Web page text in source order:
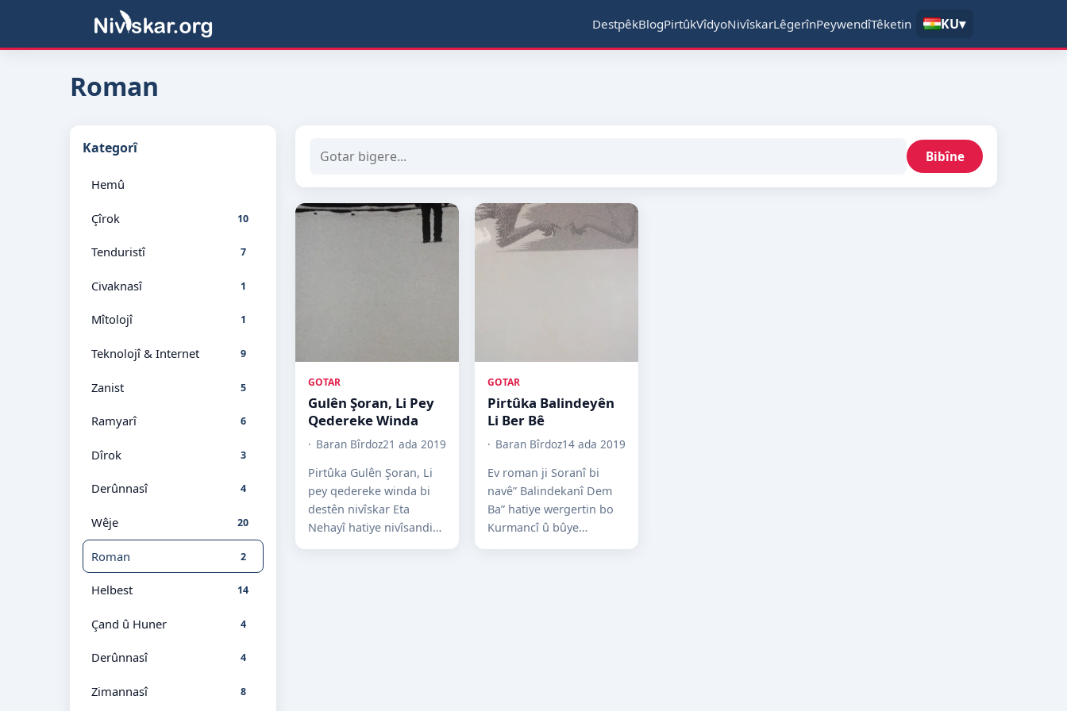
DestpêkBlogPirtûkVîdyoNivîskarLêgerînPeywendîTêketin KU▾
Roman
Kategorî
Hemû
Çîrok 10
Tenduristî 7
Civaknasî 1
Mîtolojî 1
Teknolojî & Internet 9
Zanist 5
Ramyarî 6
Dîrok 3
Derûnnasî 4
Wêje 20
Roman 2
Helbest 14
Çand û Huner 4
Derûnnasî 4
Zimannasî 8
Bibîne
GOTAR
Gulên Şoran, Li Pey
Qedereke Winda
Baran Bîrdoz21 ada 2019
Pirtûka Gulên Şoran, Li
pey qedereke winda bi
destên nivîskar Eta
Nehayî hatiye nivîsandin
di sala 1995’an de li
GOTAR
Pirtûka Balindeyên
Li Ber Bê
Baran Bîrdoz14 ada 2019
Ev roman ji Soranî bi
navê” Balindekanî Dem
Ba” hatiye wergertin bo
Kurmancî û bûye
”Balindeyên Li Ber Bê”.